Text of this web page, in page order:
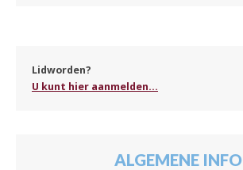
Lidworden?
U kunt hier aanmelden...
ALGEMENE INFO